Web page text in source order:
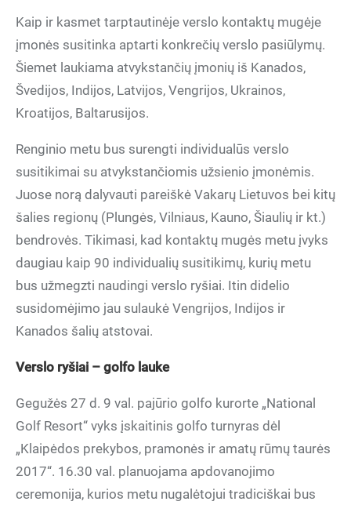
Kaip ir kasmet tarptautinėje verslo kontaktų mugėje
įmonės susitinka aptarti konkrečių verslo pasiūlymų.
Šiemet laukiama atvykstančių įmonių iš Kanados,
Švedijos, Indijos, Latvijos, Vengrijos, Ukrainos,
Kroatijos, Baltarusijos.
Renginio metu bus surengti individualūs verslo
susitikimai su atvykstančiomis užsienio įmonėmis.
Juose norą dalyvauti pareiškė Vakarų Lietuvos bei kitų
šalies regionų (Plungės, Vilniaus, Kauno, Šiaulių ir kt.)
bendrovės. Tikimasi, kad kontaktų mugės metu įvyks
daugiau kaip 90 individualių susitikimų, kurių metu
bus užmegzti naudingi verslo ryšiai. Itin didelio
susidomėjimo jau sulaukė Vengrijos, Indijos ir
Kanados šalių atstovai.
Verslo ryšiai – golfo lauke
Gegužės 27 d. 9 val. pajūrio golfo kurorte „National
Golf Resort“ vyks įskaitinis golfo turnyras dėl
„Klaipėdos prekybos, pramonės ir amatų rūmų taurės
2017“. 16.30 val. planuojama apdovanojimo
ceremonija, kurios metu nugalėtojui tradiciškai bus